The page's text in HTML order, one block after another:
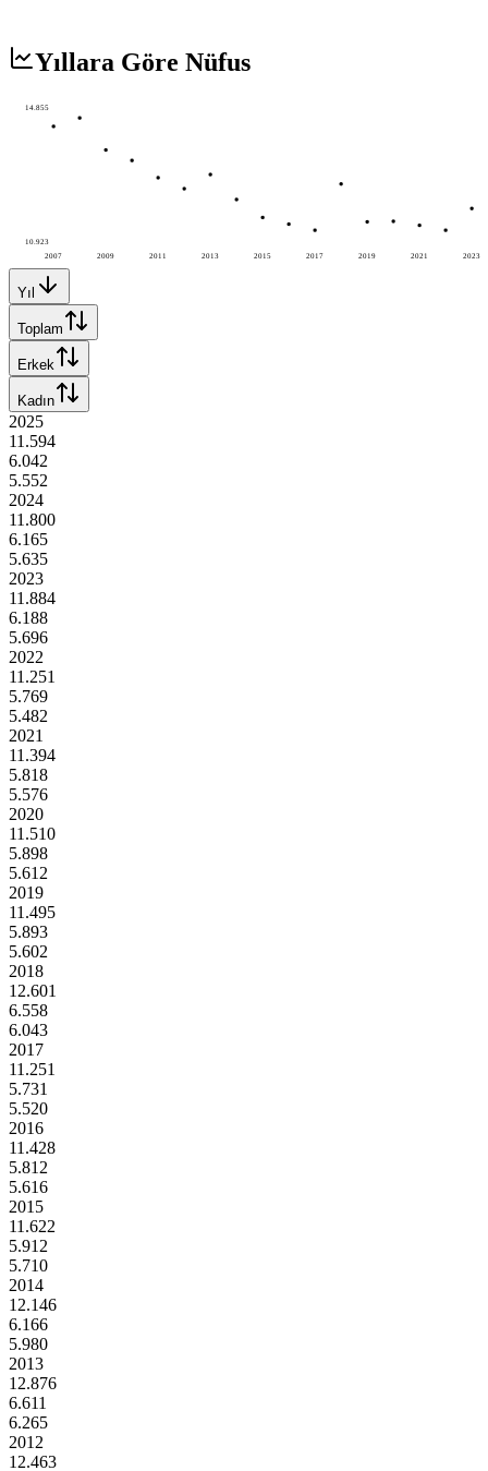
Yıllara Göre Nüfus
2007 2009 2011 2013 2015 2017 2019 2021 2023
14.855
10.923
Yıl
Toplam
Erkek
Kadın
2025
11.594
6.042
5.552
2024
11.800
6.165
5.635
2023
11.884
6.188
5.696
2022
11.251
5.769
5.482
2021
11.394
5.818
5.576
2020
11.510
5.898
5.612
2019
11.495
5.893
5.602
2018
12.601
6.558
6.043
2017
11.251
5.731
5.520
2016
11.428
5.812
5.616
2015
11.622
5.912
5.710
2014
12.146
6.166
5.980
2013
12.876
6.611
6.265
2012
12.463